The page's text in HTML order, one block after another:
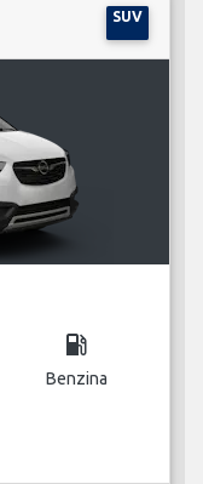
SUV
local_gas_station
Benzina